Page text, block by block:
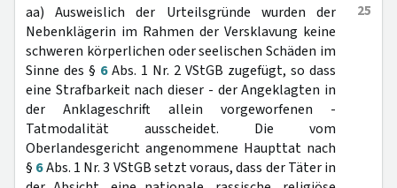
25
aa) Ausweislich der Urteilsgründe wurden der
Nebenklägerin im Rahmen der Versklavung keine
schweren körperlichen oder seelischen Schäden im
Sinne des § 6Abs. 1 Nr. 2 VStGB zugefügt, so dass
eine Strafbarkeit nach dieser - der Angeklagten in
der Anklageschrift allein vorgeworfenen -
Tatmodalität ausscheidet. Die vom
Oberlandesgericht angenommene Haupttat nach
§ 6Abs. 1 Nr. 3 VStGB setzt voraus, dass der Täter in